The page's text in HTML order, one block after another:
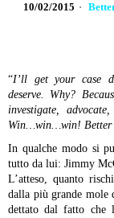
10/02/2015
“I’ll get your case
deserve. Why?
investigate,
Win…win…win! Better
In qualche modo si
tutto da lui: Jimmy
L’atteso, quanto
dalla più grande mole
dettato dal fatto che